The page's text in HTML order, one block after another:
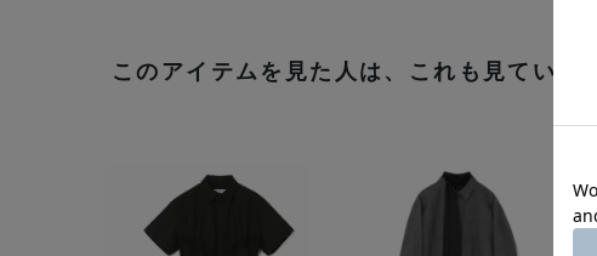
このアイテムを見た人は、これも見ています